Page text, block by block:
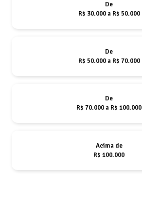
De
R$ 30.000 a R$ 50.000
De
R$ 50.000 a R$ 70.000
De
R$ 70.000 a R$ 100.000
Acima de
R$ 100.000